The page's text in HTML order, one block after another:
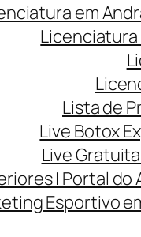
em
Licenciatura
Lista de
Live Botox
Live
| Portal do
Esportivo